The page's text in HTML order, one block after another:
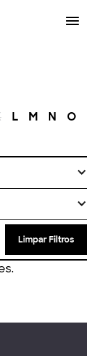
L M N O
Limpar Filtros